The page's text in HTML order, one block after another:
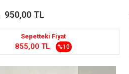
950,00 TL
Sepetteki Fiyat
855,00 TL %10